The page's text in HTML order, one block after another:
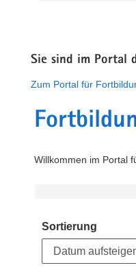
Sie sind im Portal
Zum Portal für
Willkommen im Portal
Sortierung